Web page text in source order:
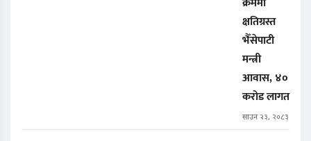
क्षतिग्रस्त
भैँसेपाटी
मन्त्री
आवास, ४०
करोड लागत
साउन २३, २०८३